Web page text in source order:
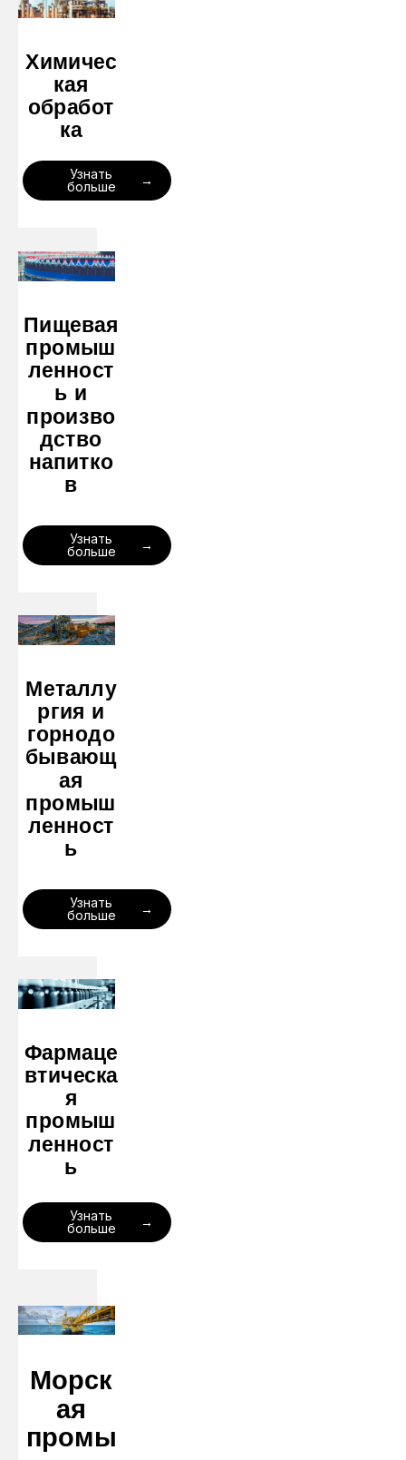
Химичес
кая
обработ
ка
Узнать
больше
Пищевая
промыш
ленност
ь и
произво
дство
напитко
в
Узнать
больше
Металлу
ргия и
горнодо
бывающ
ая
промыш
ленност
ь
Узнать
больше
Фармаце
втическа
я
промыш
ленност
ь
Узнать
больше
Морск
ая
промы